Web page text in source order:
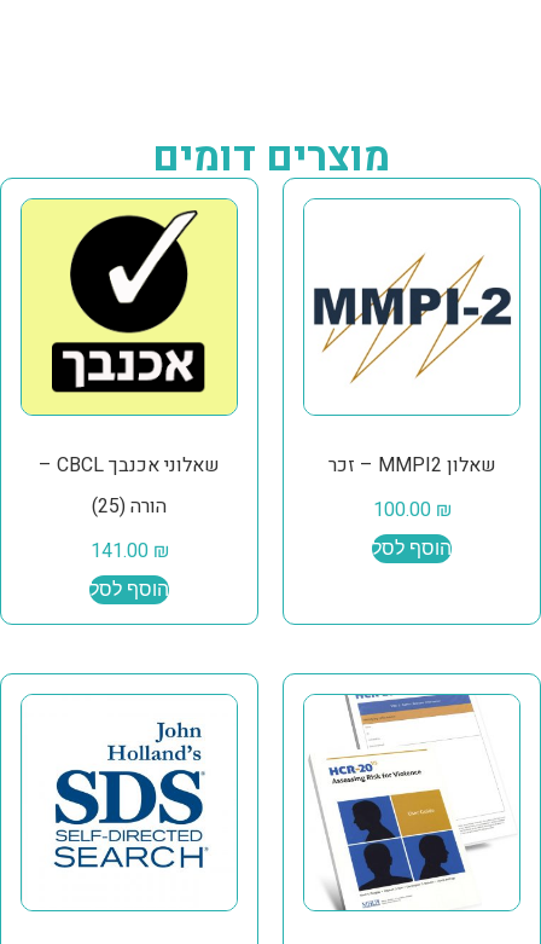
מוצרים דומים
שאלון MMPI2 – זכר
100.00 ₪
הוסף לסל
שאלוני אכנבך CBCL –
הורה (25)
141.00 ₪
הוסף לסל